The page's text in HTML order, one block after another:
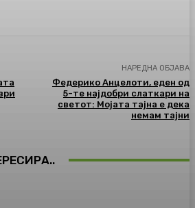
НАРЕДНА ОБЈАВА
Федерико Анцелоти, еден од
5-те најдобри слаткари на
светот: Мојата тајна е дека
немам тајни